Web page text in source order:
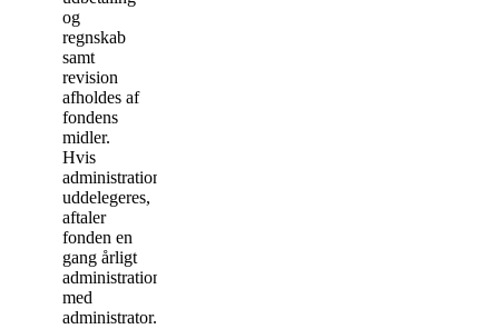
og
regnskab
samt
revision
afholdes af
fondens
midler.
Hvis
administrationen
uddelegeres,
aftaler
fonden en
gang årligt
administrationsgebyret
med
administrator.